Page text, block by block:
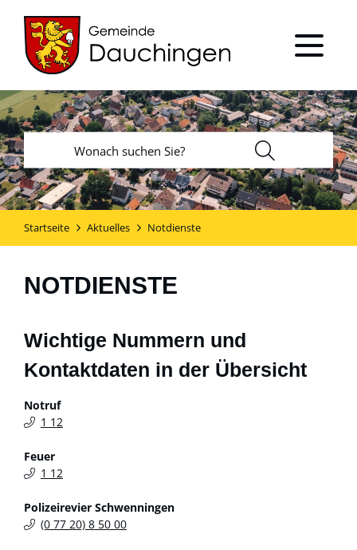
Startseite Aktuelles Notdienste
NOTDIENSTE
Wichtige Nummern und
Kontaktdaten in der Übersicht
Notruf
1 12
Feuer
1 12
Polizeirevier Schwenningen
(0 77 20) 8 50 00